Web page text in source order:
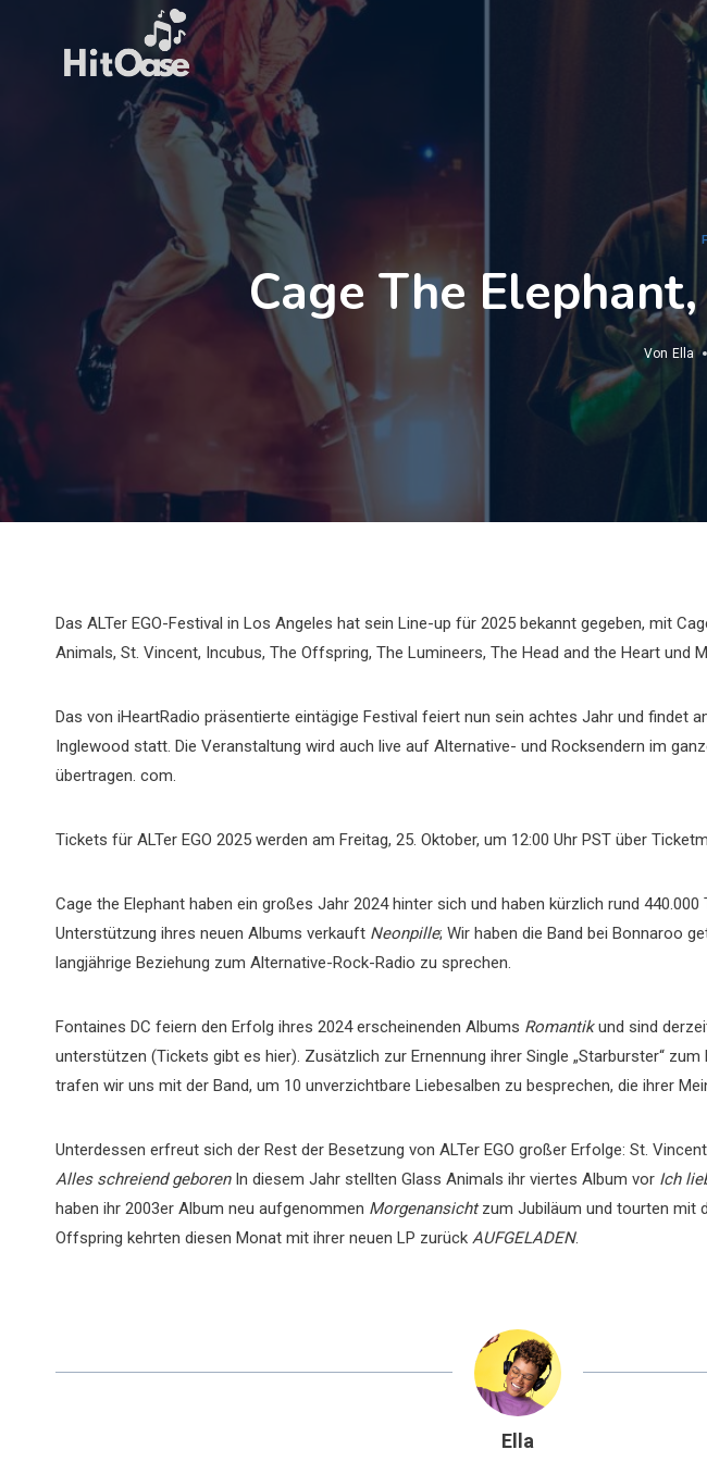
Cage The
Von Ella
Das ALTer EGO-Festival in Los Angeles hat sein Line-up für 2025 bekannt gegeben, mit
Animals, St. Vincent, Incubus, The Offspring, The Lumineers, The Head and the Heart und
Das von iHeartRadio präsentierte eintägige Festival feiert nun sein achtes Jahr und findet
Inglewood statt. Die Veranstaltung wird auch live auf Alternative- und Rocksendern im
übertragen. com.
Tickets für ALTer EGO 2025 werden am Freitag, 25. Oktober, um 12:00 Uhr PST über
Cage the Elephant haben ein großes Jahr 2024 hinter sich und haben kürzlich rund
Unterstützung ihres neuen Albums verkauft Neonpille; Wir haben die Band bei Bonnaroo
langjährige Beziehung zum Alternative-Rock-Radio zu sprechen.
Fontaines DC feiern den Erfolg ihres 2024 erscheinenden Albums Romantikund sind
unterstützen (Tickets gibt es hier). Zusätzlich zur Ernennung ihrer Single „Starburster“
trafen wir uns mit der Band, um 10 unverzichtbare Liebesalben zu besprechen, die ihrer
Unterdessen erfreut sich der Rest der Besetzung von ALTer EGO großer Erfolge: St.
Alles schreiend geborenIn diesem Jahr stellten Glass Animals ihr viertes Album vor Ich
haben ihr 2003er Album neu aufgenommen Morgenansichtzum Jubiläum und tourten mit
Offspring kehrten diesen Monat mit ihrer neuen LP zurück AUFGELADEN.
Ella